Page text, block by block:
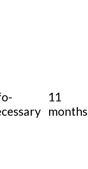
11
months